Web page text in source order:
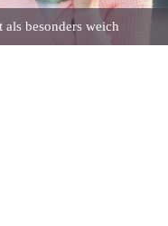
besonders weich